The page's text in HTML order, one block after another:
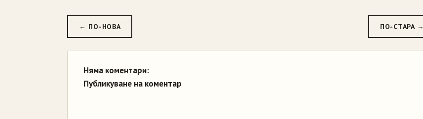
← ПО-НОВА ПО-СТАРА →
Няма коментари:
Публикуване на коментар